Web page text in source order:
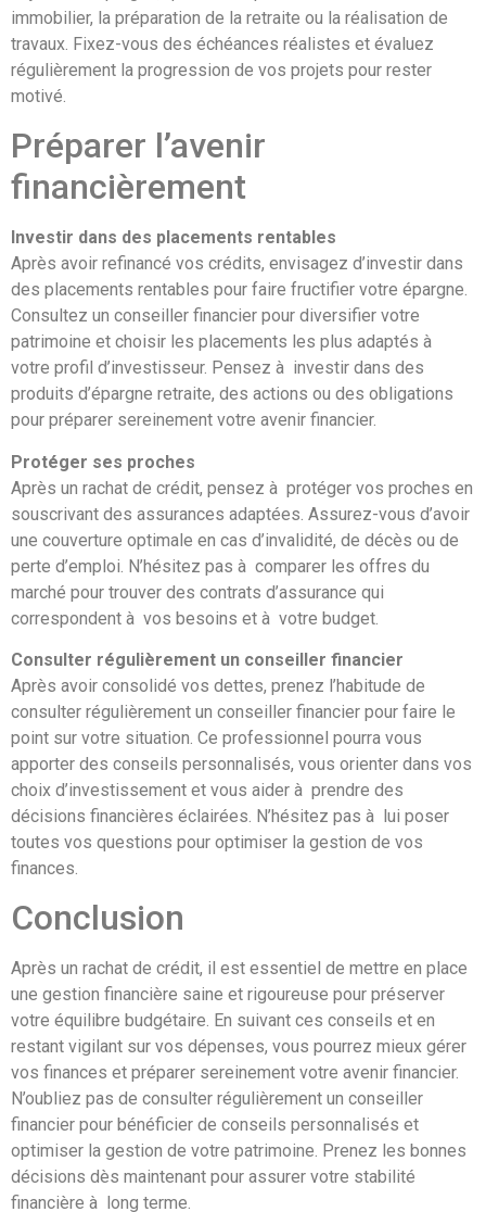
immobilier, la préparation de la retraite ou la réalisation de
travaux. Fixez-vous des échéances réalistes et évaluez
régulièrement la progression de vos projets pour rester
motivé.
Préparer l’avenir
financièrement
Investir dans des placements rentables
Après avoir refinancé vos crédits, envisagez d’investir dans
des placements rentables pour faire fructifier votre épargne.
Consultez un conseiller financier pour diversifier votre
patrimoine et choisir les placements les plus adaptés à
votre profil d’investisseur. Pensez à investir dans des
produits d’épargne retraite, des actions ou des obligations
pour préparer sereinement votre avenir financier.
Protéger ses proches
Après un rachat de crédit, pensez à protéger vos proches en
souscrivant des assurances adaptées. Assurez-vous d’avoir
une couverture optimale en cas d’invalidité, de décès ou de
perte d’emploi. N’hésitez pas à comparer les offres du
marché pour trouver des contrats d’assurance qui
correspondent à vos besoins et à votre budget.
Consulter régulièrement un conseiller financier
Après avoir consolidé vos dettes, prenez l’habitude de
consulter régulièrement un conseiller financier pour faire le
point sur votre situation. Ce professionnel pourra vous
apporter des conseils personnalisés, vous orienter dans vos
choix d’investissement et vous aider à prendre des
décisions financières éclairées. N’hésitez pas à lui poser
toutes vos questions pour optimiser la gestion de vos
finances.
Conclusion
Après un rachat de crédit, il est essentiel de mettre en place
une gestion financière saine et rigoureuse pour préserver
votre équilibre budgétaire. En suivant ces conseils et en
restant vigilant sur vos dépenses, vous pourrez mieux gérer
vos finances et préparer sereinement votre avenir financier.
N’oubliez pas de consulter régulièrement un conseiller
financier pour bénéficier de conseils personnalisés et
optimiser la gestion de votre patrimoine. Prenez les bonnes
décisions dès maintenant pour assurer votre stabilité
financière à long terme.